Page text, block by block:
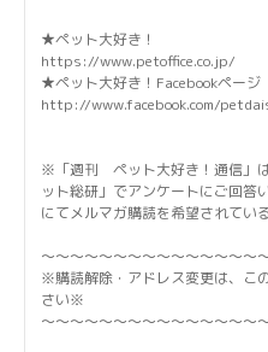
★ペット大好き！
https://www.petoffice.co.jp/
★ペット大好き！Facebookページ
http://www.facebook.com/
※「週刊 ペット大好き！通信」
ット総研」でアンケートにご回答
にてメルマガ購読を希望されてい
～～～～～～～～～～～～～～～
※購読解除・アドレス変更は、こ
さい※
～～～～～～～～～～～～～～～